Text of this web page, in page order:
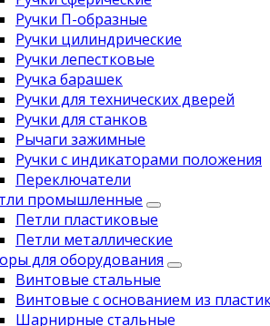
Ручки П-образные
Ручки цилиндрические
Ручки лепестковые
Ручка барашек
Ручки для технических дверей
Ручки для станков
Рычаги зажимные
Ручки с индикаторами положения
Переключатели
промышленные
Петли пластиковые
Петли металлические
для оборудования
Винтовые стальные
Винтовые с основанием из
Шарнирные стальные